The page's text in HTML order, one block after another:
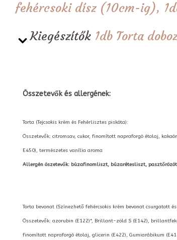
fehércsoki dísz (10cm-ig),
Kiegészítők 1db Torta
Összetevők és allergének:
Torta (Tejcsokis krém és Fehérlisztes piskóta):
Összetevők: citromsav, cukor, finomított napraforgó étolaj,
E450), természetes vanília aroma
Allergén öszetevők: búzafinomliszt, búzarétesliszt,
Torta bevonat (Színezhető fehércsokis krém bevonat csurgatott
Összetevők: azorubin (E122)*, Brillant-zöld S (E142),
finomított napraforgó étolaj, glicerin (E422), Gumiarábikum